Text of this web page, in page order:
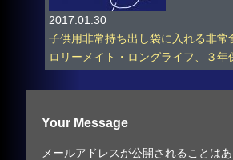
2017.01.30
子供用非常持ち出し袋に入れる非常
ロリーメイト・ロングライフ、３年
Your Message
メールアドレスが公開されることはあ